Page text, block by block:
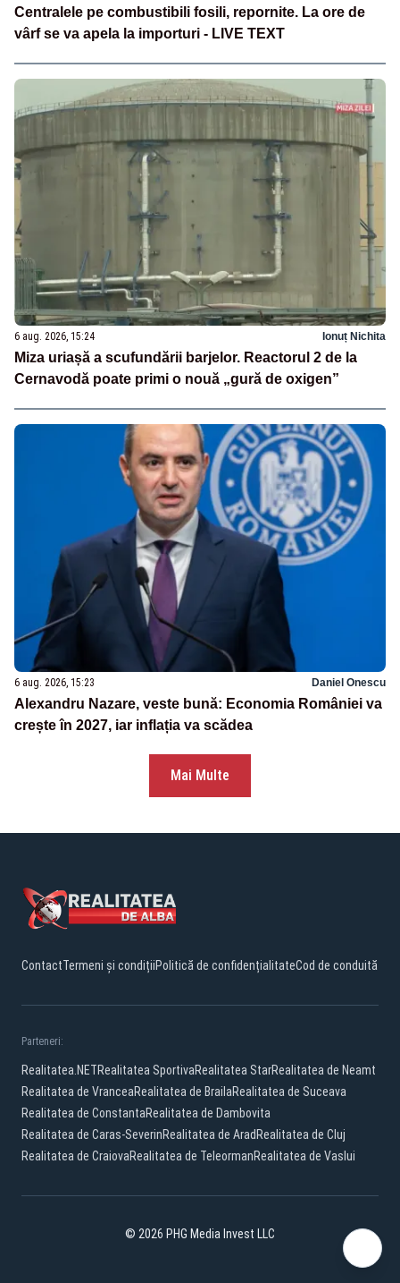
Centralele pe combustibili fosili, repornite. La ore de
vârf se va apela la importuri - LIVE TEXT
6 aug. 2026, 15:24 Ionuț Nichita
Miza uriașă a scufundării barjelor. Reactorul 2 de la
Cernavodă poate primi o nouă „gură de oxigen”
6 aug. 2026, 15:23 Daniel Onescu
Alexandru Nazare, veste bună: Economia României va
crește în 2027, iar inflația va scădea
Mai Multe
ContactTermeni și condițiiPolitică de confidențialitateCod de conduită
Parteneri:
Realitatea.NETRealitatea SportivaRealitatea StarRealitatea de Neamt
Realitatea de VranceaRealitatea de BrailaRealitatea de Suceava
Realitatea de ConstantaRealitatea de Dambovita
Realitatea de Caras-SeverinRealitatea de Arad Realitatea de Cluj
Realitatea de CraiovaRealitatea de TeleormanRealitatea de Vaslui
© 2026 PHG Media Invest LLC